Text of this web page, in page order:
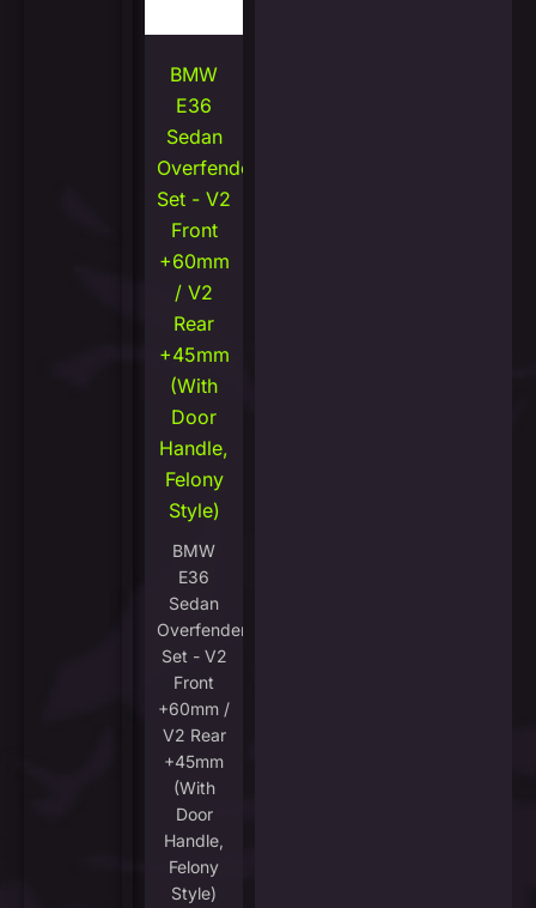
BMW
E36
Sedan
Overfenders
Set - V2
Front
+60mm
/ V2
Rear
+45mm
(With
Door
Handle,
Felony
Style)
BMW
E36
Sedan
Overfenders
Set - V2
Front
+60mm /
V2 Rear
+45mm
(With
Door
Handle,
Felony
Style)